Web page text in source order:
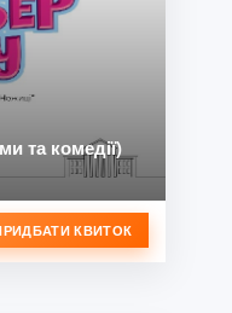
та комедії)
КВИТОК